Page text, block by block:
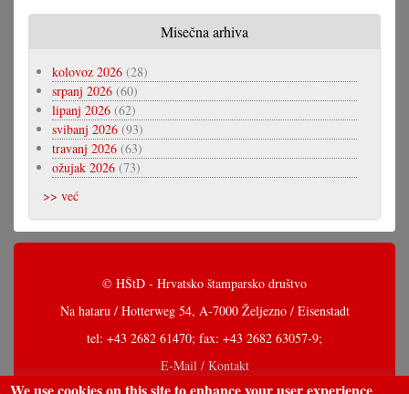
Misečna arhiva
kolovoz 2026 (28)
srpanj 2026 (60)
lipanj 2026 (62)
svibanj 2026 (93)
travanj 2026 (63)
ožujak 2026 (73)
>> već
© HŠtD - Hrvatsko štamparsko društvo
Na hataru / Hotterweg 54, A-7000 Željezno / Eisenstadt
tel: +43 2682 61470; fax: +43 2682 63057-9;
E-Mail / Kontakt